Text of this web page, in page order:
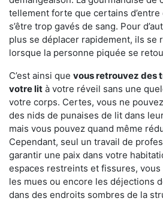
tellement forte que certains
s’être trop gavés de sang. Pour
plus se déplacer rapidement, ils se
lorsque la personne piquée se
C’est ainsi que vous retrouvez des
votre lit à votre réveil sans une
votre corps. Certes, vous ne
des nids de punaises de lit dans
mais vous pouvez quand même
Cependant, seul un travail de
garantir une paix dans votre
espaces restreints et fissures,
les mues ou encore les déjections
dans des endroits sombres de la